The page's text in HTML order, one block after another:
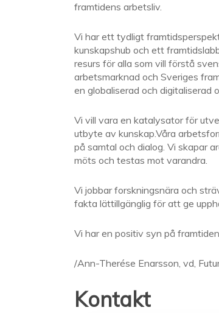
framtidens arbetsliv.
Vi har ett tydligt
kunskapshub och ett
resurs för alla som vill förstå
arbetsmarknad och Sveriges
en globaliserad och digitaliserad
Vi vill vara en katalysator för
utbyte av kunskap.Våra
på samtal och dialog. Vi skapar
möts och testas mot varandra.
Vi jobbar forskningsnära och
fakta lättillgänglig för att ge
Vi har en positiv syn på
/Ann-Therése Enarsson, vd,
Kontakt